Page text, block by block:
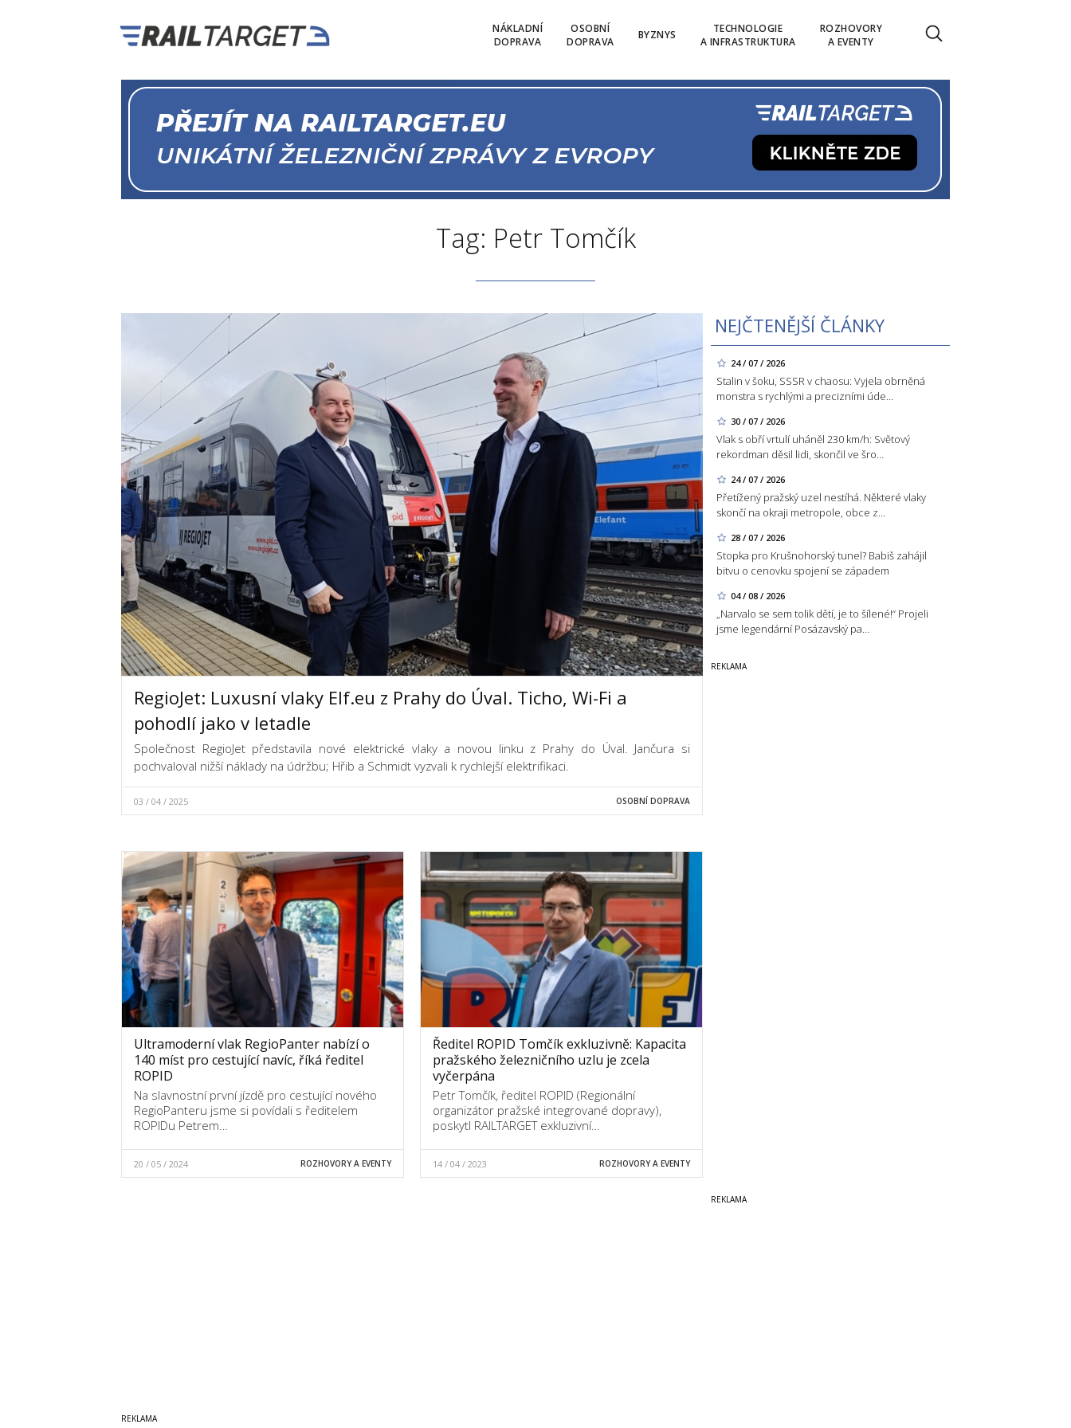
NÁKLADNÍ
DOPRAVA
OSOBNÍ
DOPRAVA
BYZNYS
TECHNOLOGIE
A INFRASTRUKTURA
ROZHOVORY
A EVENTY
Tag: Petr Tomčík
NEJČTENĚJŠÍ ČLÁNKY
24 / 07 / 2026
Stalin v šoku, SSSR v chaosu: Vyjela obrněná
monstra s rychlými a precizními úde…
30 / 07 / 2026
Vlak s obří vrtulí uháněl 230 km/h: Světový
rekordman děsil lidi, skončil ve šro…
24 / 07 / 2026
Přetížený pražský uzel nestíhá. Některé vlaky
skončí na okraji metropole, obce z…
28 / 07 / 2026
Stopka pro Krušnohorský tunel? Babiš zahájil
bitvu o cenovku spojení se západem
04 / 08 / 2026
„Narvalo se sem tolik dětí, je to šílené!“ Projeli
jsme legendární Posázavský pa…
RegioJet: Luxusní vlaky Elf.eu z Prahy do Úval. Ticho, Wi-Fi a
pohodlí jako v letadle
Společnost RegioJet představila nové elektrické vlaky a novou linku z Prahy do Úval. Jančura si
pochvaloval nižší náklady na údržbu; Hřib a Schmidt vyzvali k rychlejší elektrifikaci.
03 / 04 / 2025 OSOBNÍ DOPRAVA
Ultramoderní vlak RegioPanter nabízí o
140 míst pro cestující navíc, říká ředitel
ROPID
Na slavnostní první jízdě pro cestující nového
RegioPanteru jsme si povídali s ředitelem
ROPIDu Petrem…
20 / 05 / 2024 ROZHOVORY A EVENTY
Ředitel ROPID Tomčík exkluzivně: Kapacita
pražského železničního uzlu je zcela
vyčerpána
Petr Tomčík, ředitel ROPID (Regionální
organizátor pražské integrované dopravy),
poskytl RAILTARGET exkluzivní…
14 / 04 / 2023 ROZHOVORY A EVENTY